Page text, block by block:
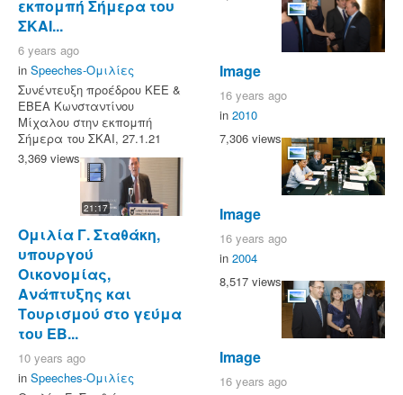
εκπομπή Σήμερα του
ΣΚΑΙ...
6 years ago
in Speeches-Ομιλίες
Συνέντευξη προέδρου ΚΕΕ &
ΕΒΕΑ Κωνσταντίνου
Μίχαλου στην εκπομπή
Σήμερα του ΣΚΑΙ, 27.1.21
3,369 views
21:17
Ομιλία Γ. Σταθάκη,
υπουργού
Οικονομίας,
Ανάπτυξης και
Τουρισμού στο γεύμα
του ΕΒ...
10 years ago
in Speeches-Ομιλίες
Image
16 years ago
in 2010
7,306 views
Image
16 years ago
in 2004
8,517 views
Image
16 years ago